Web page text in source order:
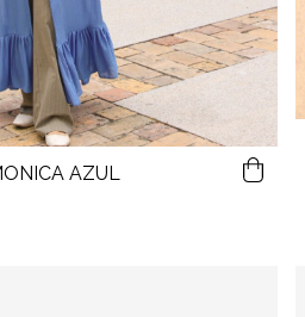
AZUL